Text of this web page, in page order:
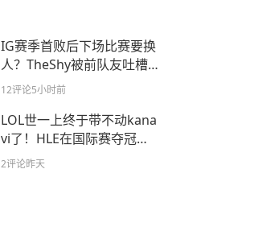
IG赛季首败后下场比赛要换
人？TheShy被前队友吐槽
武器不如Bin
12评论5小时前
LOL世一上终于带不动kana
vi了！HLE在国际赛夺冠
后，迎来抽象五连败
2评论昨天